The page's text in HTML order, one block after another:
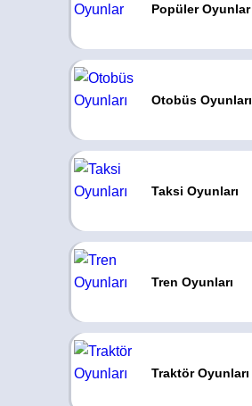
Popüler Oyunlar
Otobüs Oyunları
Taksi Oyunları
Tren Oyunları
Traktör Oyunları